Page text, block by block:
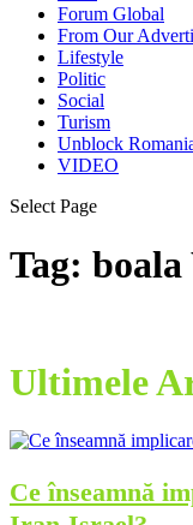
Forum Global
From Our
Lifestyle
Politic
Social
Turism
Unblock
VIDEO
Select Page
Tag: boala
Ultimele
Ce înseamnă